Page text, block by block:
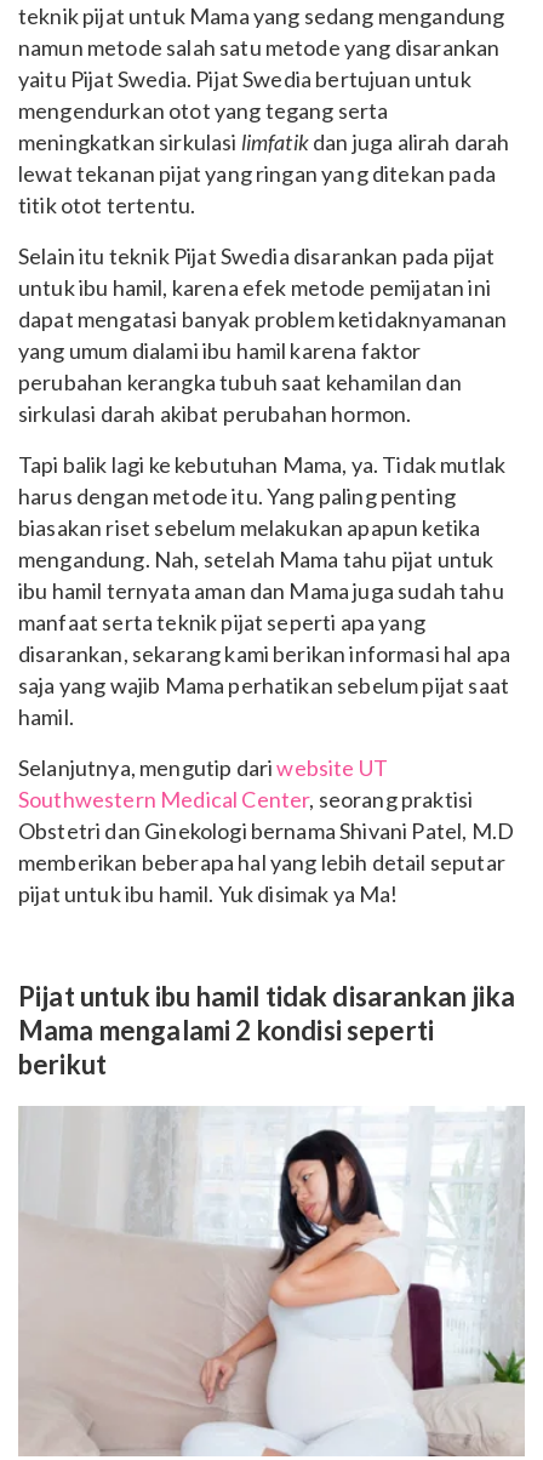
teknik pijat untuk Mama yang sedang mengandung
namun metode salah satu metode yang disarankan
yaitu Pijat Swedia. Pijat Swedia bertujuan untuk
mengendurkan otot yang tegang serta
meningkatkan sirkulasi limfatikdan juga alirah darah
lewat tekanan pijat yang ringan yang ditekan pada
titik otot tertentu.
Selain itu teknik Pijat Swedia disarankan pada pijat
untuk ibu hamil, karena efek metode pemijatan ini
dapat mengatasi banyak problem ketidaknyamanan
yang umum dialami ibu hamil karena faktor
perubahan kerangka tubuh saat kehamilan dan
sirkulasi darah akibat perubahan hormon.
Tapi balik lagi ke kebutuhan Mama, ya. Tidak mutlak
harus dengan metode itu. Yang paling penting
biasakan riset sebelum melakukan apapun ketika
mengandung. Nah, setelah Mama tahu pijat untuk
ibu hamil ternyata aman dan Mama juga sudah tahu
manfaat serta teknik pijat seperti apa yang
disarankan, sekarang kami berikan informasi hal apa
saja yang wajib Mama perhatikan sebelum pijat saat
hamil.
Selanjutnya, mengutip dariwebsite UT
Southwestern Medical Center, seorang praktisi
Obstetri dan Ginekologi bernama Shivani Patel, M.D
memberikan beberapa hal yang lebih detail seputar
pijat untuk ibu hamil. Yuk disimak ya Ma!
Pijat untuk ibu hamil tidak disarankan jika
Mama mengalami 2 kondisi seperti
berikut